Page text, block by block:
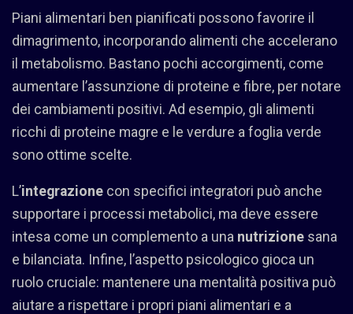
Piani alimentari ben pianificati possono favorire il
dimagrimento, incorporando alimenti che accelerano
il metabolismo. Bastano pochi accorgimenti, come
aumentare l’assunzione di proteine e fibre, per notare
dei cambiamenti positivi. Ad esempio, gli alimenti
ricchi di proteine magre e le verdure a foglia verde
sono ottime scelte.
L’integrazione con specifici integratori può anche
supportare i processi metabolici, ma deve essere
intesa come un complemento a una nutrizione sana
e bilanciata. Infine, l’aspetto psicologico gioca un
ruolo cruciale: mantenere una mentalità positiva può
aiutare a rispettare i propri piani alimentari e a